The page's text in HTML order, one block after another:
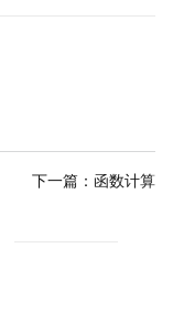
下一篇： 函数计算